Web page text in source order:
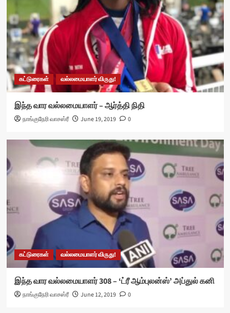
கட்டுரைகள் வல்லமையாளர் விருது!
இந்த வார வல்லமையாளர் – ஆர்த்தி நிதி
நாங்குநேரி வாசஸ்ரீ June 19, 2019 0
கட்டுரைகள் வல்லமையாளர் விருது!
இந்த வார வல்லமையாளர் 308 – ‘ட்ரீ ஆம்புலன்ஸ்’ அப்துல் கனி
நாங்குநேரி வாசஸ்ரீ June 12, 2019 0